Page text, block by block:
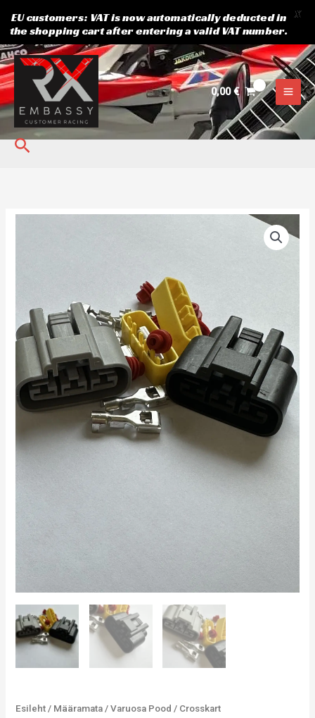
Skip
to
content
0,00€
Search
Esileht / Määramata /Varuosa Pood / Crosskart
KIT
kogus
EU customers: VAT is now automatically deducted in
the shopping cart after entering a valid VAT number.
X